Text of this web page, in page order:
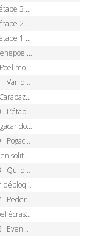
maillot jaune
7e record
maillot jaune
battu au sprint
des cinq sacres
Champs-Elysées ?
perd le podium
à Pogacar ?
Pantani pulvérisé
d’Huez ?
du maillot à pois
l’Alpe d’Huez ?
pour le maillot vert
vert à Voiron ?
abandonne
le podium ?